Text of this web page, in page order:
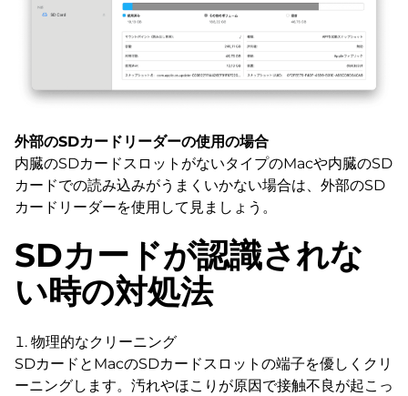
外部のSDカードリーダーの使用の場合
内臓のSDカードスロットがないタイプのMacや内臓のSD
カードでの読み込みがうまくいかない場合は、外部のSD
カードリーダーを使用して見ましょう。
SDカードが認識されな
い時の対処法
物理的なクリーニング
SDカードとMacのSDカードスロットの端子を優しくクリ
ーニングします。汚れやほこりが原因で接触不良が起こっ